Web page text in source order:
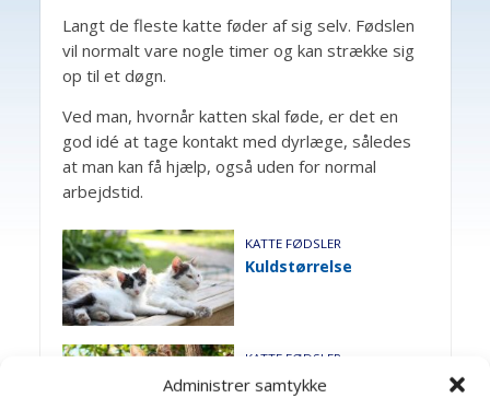
Administrer samtykke
Langt de fleste katte føder af sig selv. Fødslen
vil normalt vare nogle timer og kan strække sig
op til et døgn.
Ved man, hvornår katten skal føde, er det en
god idé at tage kontakt med dyrlæge, således
at man kan få hjælp, også uden for normal
arbejdstid.
KATTE FØDSLER
Kuldstørrelse
KATTE FØDSLER
Ganespalte